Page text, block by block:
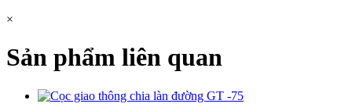
×
Sản phẩm liên quan